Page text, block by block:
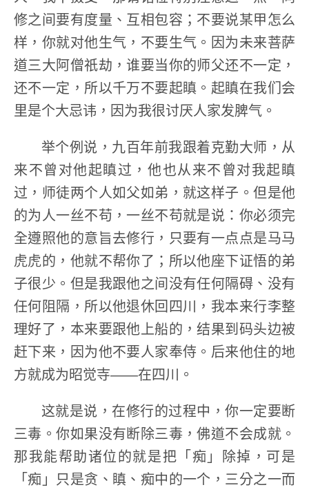
修之间要有度量、互相包容；不要说某甲怎么
样，你就对他生气，不要生气。因为未来菩萨
道三大阿僧祇劫，谁要当你的师父还不一定，
还不一定，所以千万不要起瞋。起瞋在我们会
里是个大忌讳，因为我很讨厌人家发脾气。
举个例说，九百年前我跟着克勤大师，从
来不曾对他起瞋过，他也从来不曾对我起瞋
过，师徒两个人如父如弟，就这样子。但是他
的为人一丝不苟，一丝不苟就是说：你必须完
全遵照他的意旨去修行，只要有一点点是马马
虎虎的，他就不帮你了；所以他座下证悟的弟
子很少。但是我跟他之间没有任何隔碍、没有
任何阻隔，所以他退休回四川，我本来行李整
理好了，本来要跟他上船的，结果到码头边被
赶下来，因为他不要人家奉侍。后来他住的地
方就成为昭觉寺——在四川。
这就是说，在修行的过程中，你一定要断
三毒。你如果没有断除三毒，佛道不会成就。
那我能帮助诸位的就是把「痴」除掉，可是
「痴」只是贪、瞋、痴中的一个，三分之一而